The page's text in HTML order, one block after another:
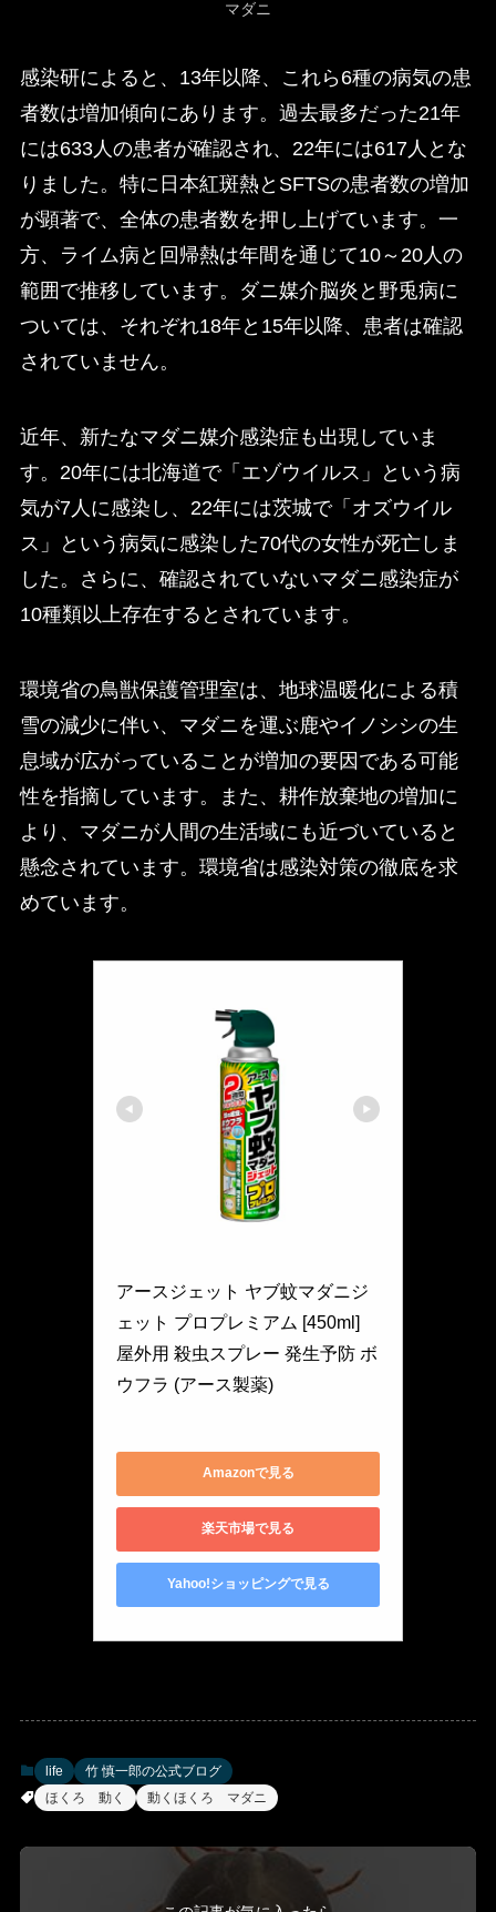
マダニ
感染研によると、13年以降、これら6種の病気の患
者数は増加傾向にあります。過去最多だった21年
には633人の患者が確認され、22年には617人とな
りました。特に日本紅斑熱とSFTSの患者数の増加
が顕著で、全体の患者数を押し上げています。一
方、ライム病と回帰熱は年間を通じて10～20人の
範囲で推移しています。ダニ媒介脳炎と野兎病に
ついては、それぞれ18年と15年以降、患者は確認
されていません。
近年、新たなマダニ媒介感染症も出現していま
す。20年には北海道で「エゾウイルス」という病
気が7人に感染し、22年には茨城で「オズウイル
ス」という病気に感染した70代の女性が死亡しま
した。さらに、確認されていないマダニ感染症が
10種類以上存在するとされています。
環境省の鳥獣保護管理室は、地球温暖化による積
雪の減少に伴い、マダニを運ぶ鹿やイノシシの生
息域が広がっていることが増加の要因である可能
性を指摘しています。また、耕作放棄地の増加に
より、マダニが人間の生活域にも近づいていると
懸念されています。環境省は感染対策の徹底を求
めています。
アースジェット ヤブ蚊マダニジ
ェット プロプレミアム [450ml]
屋外用 殺虫スプレー 発生予防 ボ
ウフラ (アース製薬)
Amazonで見る
楽天市場で見る
Yahoo!ショッピングで見る
life
竹 慎一郎の公式ブログ
ほくろ 動く
動くほくろ マダニ